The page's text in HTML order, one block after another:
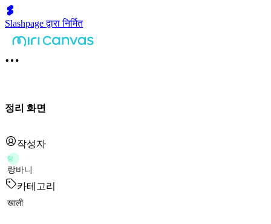
Slashpage द्वारा निर्मित
정리 화면
작성자
랑
랑바니
카테고리
खाली